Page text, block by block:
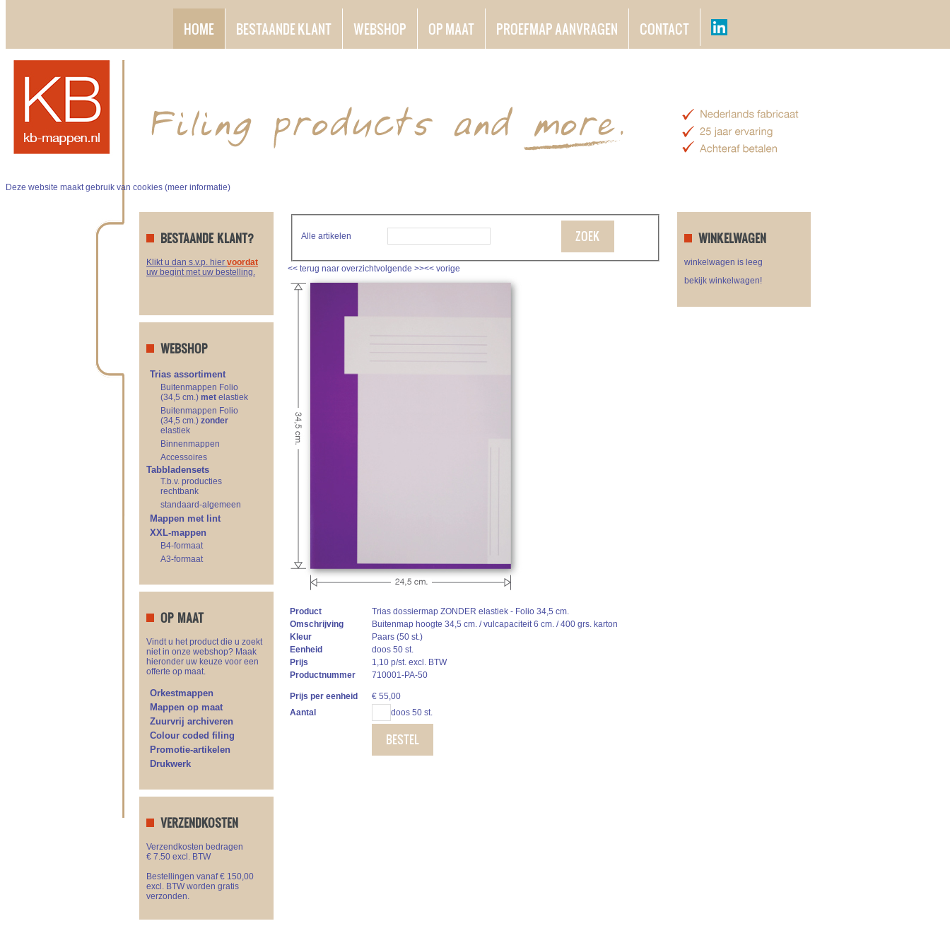
HOME BESTAANDE KLANT WEBSHOP OP MAAT PROEFMAP AANVRAGEN CONTACT
BESTAANDE KLANT?
Klikt u dan s.v.p. hier voordat
uw begint met uw bestelling.
WEBSHOP
Trias assortiment
Buitenmappen Folio
(34,5 cm.) met elastiek
Buitenmappen Folio
(34,5 cm.) zonder
elastiek
Binnenmappen
Accessoires
Tabbladensets
T.b.v. producties
rechtbank
standaard-algemeen
Mappen met lint
XXL-mappen
B4-formaat
A3-formaat
OP MAAT
Vindt u het product die u zoekt
niet in onze webshop? Maak
hieronder uw keuze voor een
offerte op maat.
Orkestmappen
Mappen op maat
Zuurvrij archiveren
Colour coded filing
Promotie-artikelen
Drukwerk
VERZENDKOSTEN
Verzendkosten bedragen
€ 7.50 excl. BTW
Bestellingen vanaf € 150,00
excl. BTW worden gratis
verzonden.
Alle artikelen ZOEK
<< terug naar overzichtvolgende >><< vorige
Product
Trias dossiermap ZONDER elastiek - Folio 34,5 cm.
Omschrijving
Buitenmap hoogte 34,5 cm. / vulcapaciteit 6 cm. / 400 grs. karton
Kleur
Paars (50 st.)
Eenheid
doos 50 st.
Prijs
1,10 p/st. excl. BTW
Productnummer
710001-PA-50
Prijs per eenheid € 55,00
Aantal
doos 50 st.
BESTEL
WINKELWAGEN
winkelwagen is leeg
bekijk winkelwagen!
Deze website maakt gebruik van cookies (meer informatie)